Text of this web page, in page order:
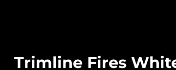
Trimline Fires